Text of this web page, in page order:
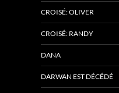
CROISÉ: OLIVER
CROISÉ: RANDY
DANA
DARWAN EST DÉCÉDÉ